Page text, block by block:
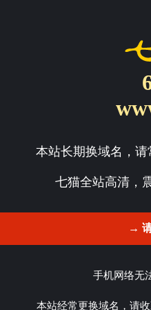
本站长期换域名，
七猫全站高清，
→
手机网络无
本站经常更换域名，请